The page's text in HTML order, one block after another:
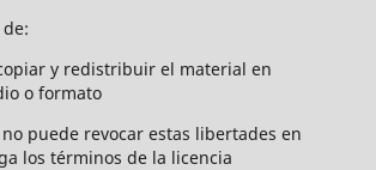
y redistribuir el material en
o formato
puede revocar estas libertades en
los términos de la licencia